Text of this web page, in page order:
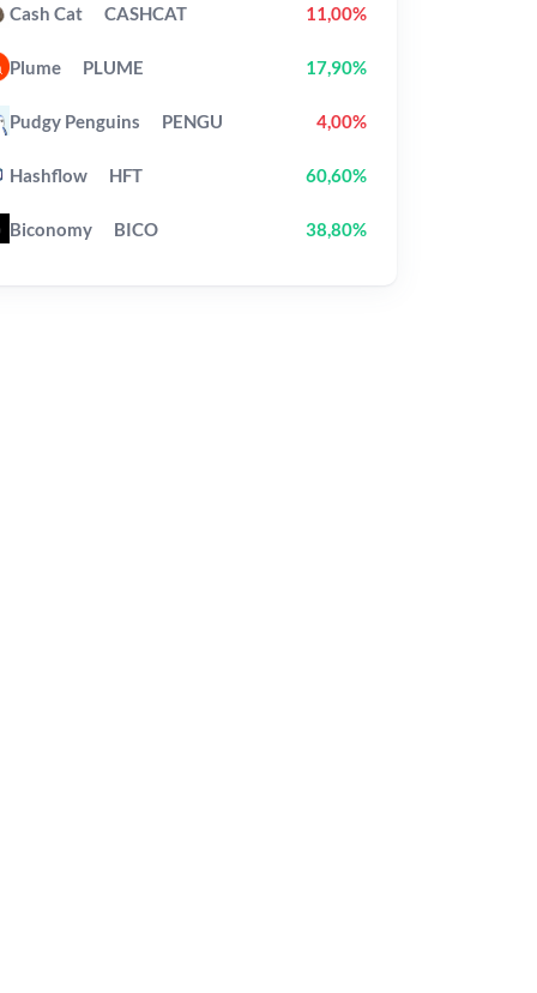
Cash Cat CASHCAT 11,00%
Plume PLUME 17,90%
Pudgy Penguins PENGU 4,00%
Hashflow HFT 60,60%
Biconomy BICO 38,80%